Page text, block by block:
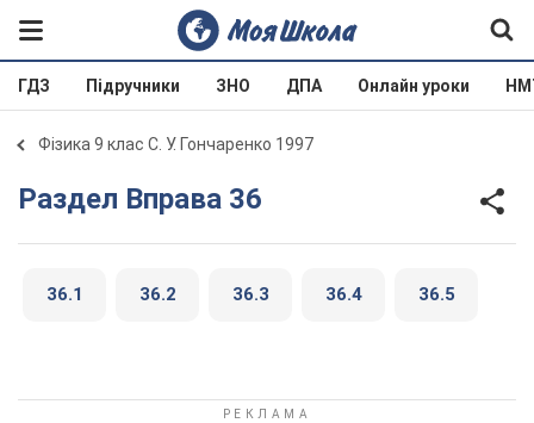
ГДЗ Підручники ЗНО ДПА Онлайн уроки
Фізика 9 клас С. У. Гончаренко 1997
Раздел Вправа 36
36.1 36.2 36.3 36.4 36.5